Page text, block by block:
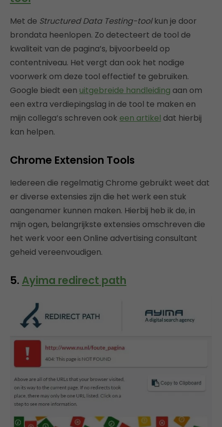
Met de Structured Data Testing-toolkun je door
brondata heenlopen. Zo detecteert de tool de
kwaliteit van de pagina’s, bijvoorbeeld op
contentniveau. Het vergt dan ook het nodige
voorwerk om deze tool effectief te gebruiken.
Google biedt een uitgebreide handleiding aan om
een extra verdiepingslag in de tool te maken en
mijn collega’s schreven ook een artikel dat hierbij
kan helpen.
Chrome Extension Tools
Iedereen die regelmatig Chrome gebruikt weet dat
er diverse extensies zijn die het werk een stuk
aangenamer kunnen maken. Hierbij heb ik de, in
mijn ogen, belangrijkste extensies omschreven die
het werk voor een Online advertising consultant
geheid vereenvoudigen.
5. Ayima redirect path